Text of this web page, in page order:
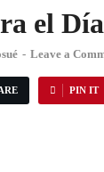
el
- Leave a
PIN IT